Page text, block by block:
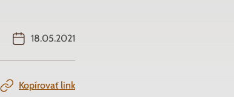
18.05.2021
Kopírovať link